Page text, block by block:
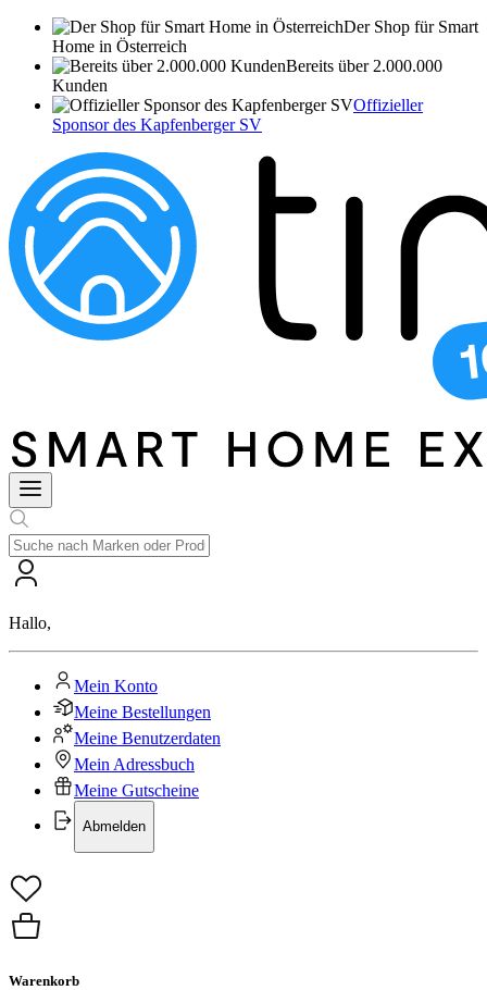
Der Shop für Smart
Home in Österreich
Bereits über 2.000.000
Kunden
Offizieller
Sponsor des Kapfenberger SV
Hallo,
Mein Konto
Meine Bestellungen
Meine Benutzerdaten
Mein Adressbuch
Meine Gutscheine
Abmelden
Warenkorb